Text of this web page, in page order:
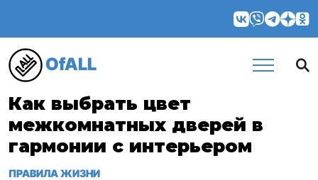
OfALL
Как выбрать цвет
межкомнатных дверей в
гармонии с интерьером
ПРАВИЛА ЖИЗНИ